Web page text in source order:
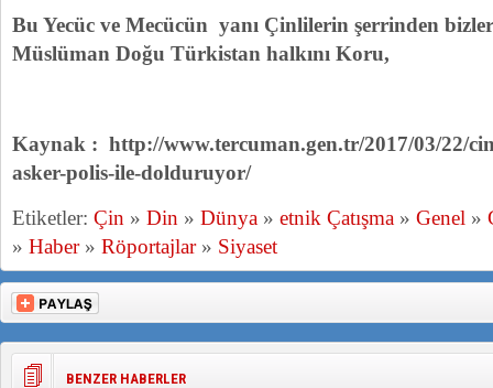
Bu Yecüc ve Mecücün yanı Çinlilerin şerrinden
Müslüman Doğu Türkistan halkını Koru,
Kaynak : http://www.tercuman.gen.tr/2017/03/22/
asker-polis-ile-dolduruyor/
Etiketler: Çin » Din » Dünya » etnik Çatışma » Genel »
» Haber» Röportajlar» Siyaset
BENZER HABERLER